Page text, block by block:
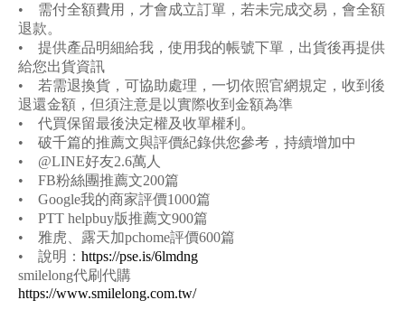
•
需付全額費用，才會成立訂單，若未完成交易，會全額
退款。
•
提供產品明細給我，使用我的帳號下單，出貨後再提供
給您出貨資訊
•
若需退換貨，可協助處理，一切依照官網規定，收到後
退還金額，但須注意是以實際收到金額為準
•
代買保留最後決定權及收單權利。
•
破千篇的推薦文與評價紀錄供您參考，持續增加中
•
@LINE好友2.6萬人
•
FB粉絲團推薦文200篇
•
Google我的商家評價1000篇
•
PTT helpbuy版推薦文900篇
•
雅虎、露天加pchome評價600篇
•
說明： https://pse.is/6lmdng
smilelong代刷代購
https://www.smilelong.com.tw/